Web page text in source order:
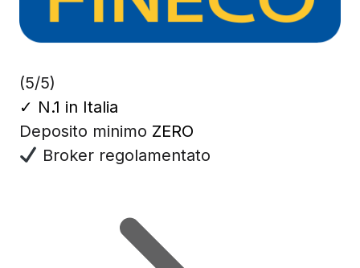
(5/5)
✓ N.1 in Italia
Deposito minimo ZERO
Broker regolamentato